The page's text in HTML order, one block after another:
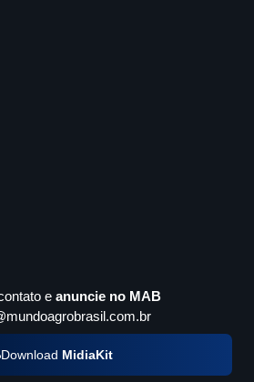
e anuncie no MAB
Download MidiaKit